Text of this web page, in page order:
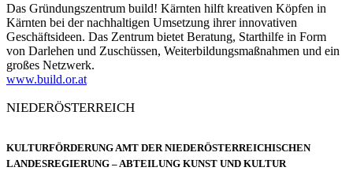
Das Gründungszentrum build! Kärnten hilft kreativen Köpfen in
Kärnten bei der nachhaltigen Umsetzung ihrer innovativen
Geschäftsideen. Das Zentrum bietet Beratung, Starthilfe in Form
von Darlehen und Zuschüssen, Weiterbildungsmaßnahmen und ein
großes Netzwerk.
www.build.or.at
NIEDERÖSTERREICH
KULTURFÖRDERUNG AMT DER NIEDERÖSTERREICHISCHEN
LANDESREGIERUNG – ABTEILUNG KUNST UND KULTUR